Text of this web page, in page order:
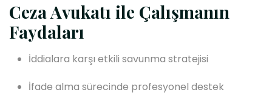
Ceza Avukatı ile Çalışmanın
Faydaları
İddialara karşı etkili savunma stratejisi
İfade alma sürecinde profesyonel destek